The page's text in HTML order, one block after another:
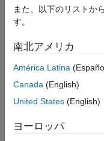
項目一覧
て、マニピュレータ
および比較する方法
重力加速度が異なる
読み込んで、そのコ
lbr2 では、既定の重
また、以下のリストか
す。
南北アメリカ
América Latina
Canada (English)
United States (English)
ヨーロッパ